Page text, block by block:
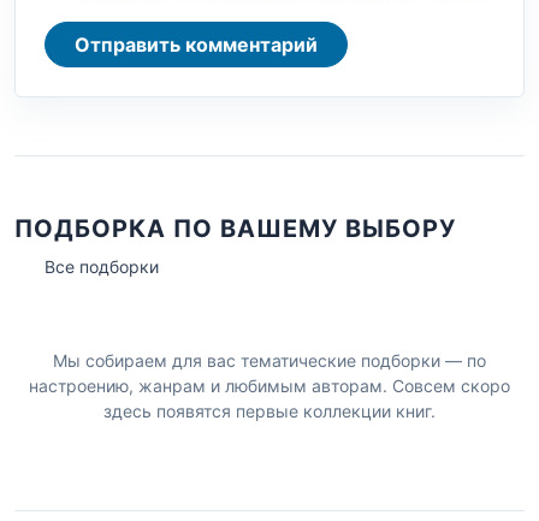
Отправить комментарий
ПОДБОРКА ПО ВАШЕМУ ВЫБОРУ
Все подборки
Мы собираем для вас тематические подборки — по
настроению, жанрам и любимым авторам. Совсем скоро
здесь появятся первые коллекции книг.